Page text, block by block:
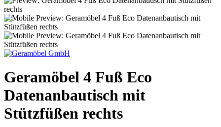
Geramöbel 4 Fuß Eco
Datenanbautisch mit
Stützfüßen rechts